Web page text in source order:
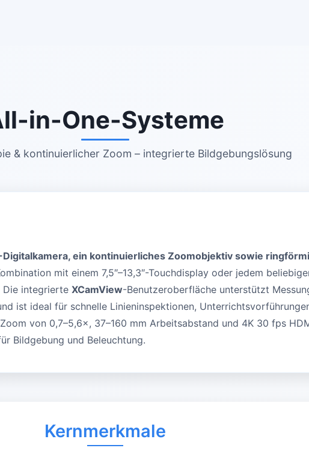
in-One-Systeme
& kontinuierlicher Zoom – integrierte Bildgebungslösung
ein kontinuierliches Zoomobjektiv sowie
mit einem 7,5″–13,3″-Touchdisplay oder jedem
Die integrierte XCamView-Benutzeroberfläche unterstützt
ist ideal für schnelle Linieninspektionen,
von 0,7–5,6×, 37–160 mm Arbeitsabstand und 4K 30 fps
Bildgebung und Beleuchtung.
Kernmerkmale